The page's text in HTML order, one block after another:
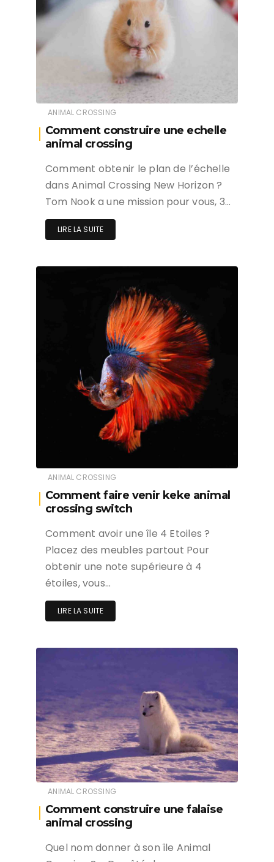
ANIMAL CROSSING
Comment construire une echelle
animal crossing
Comment obtenir le plan de l’échelle
dans Animal Crossing New Horizon ?
Tom Nook a une mission pour vous, 3…
LIRE LA SUITE
ANIMAL CROSSING
Comment faire venir keke animal
crossing switch
Comment avoir une île 4 Etoiles ?
Placez des meubles partout Pour
obtenir une note supérieure à 4
étoiles, vous…
LIRE LA SUITE
ANIMAL CROSSING
Comment construire une falaise
animal crossing
Quel nom donner à son île Animal